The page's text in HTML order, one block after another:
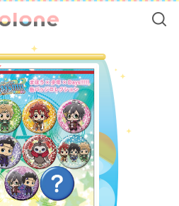
colone（
SOLD OUT